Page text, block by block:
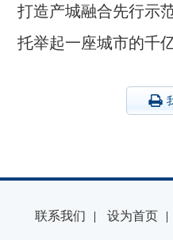
打造产城融合先行示
托举起一座城市的千
联系我们 | 设为首页 |